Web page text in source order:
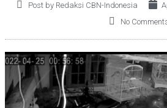
Post by Redaksi CBN-Indonesia
No